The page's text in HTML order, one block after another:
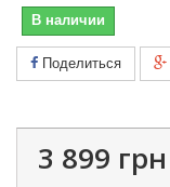
В наличии
Поделиться
3 899 грн